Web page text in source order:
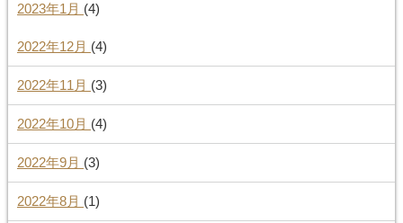
2023年1月 (4)
2022年12月 (4)
2022年11月 (3)
2022年10月 (4)
2022年9月 (3)
2022年8月 (1)